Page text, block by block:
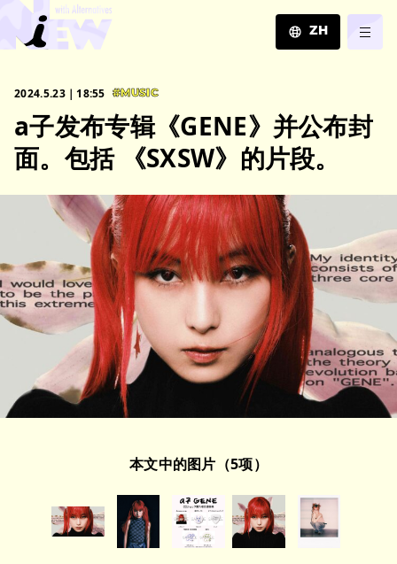
ZH
ZH
2024.5.23｜18:55 #MUSIC
a子发布专辑《GENE》并公布封
面。包括 《SXSW》的片段。
本文中的图片（5项）